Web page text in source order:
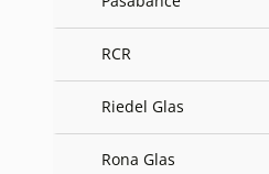
RCR
Riedel Glas
Rona Glas